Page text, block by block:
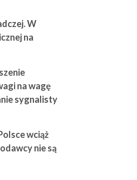
W
na
na wagę
sygnalisty
wciąż
nie są